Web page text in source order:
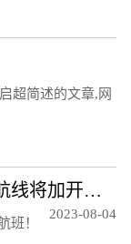
超简述的文章,网
即日起，深圳蛇口⇋珠海九洲港航线将加开航班！
班！
2023-08-04